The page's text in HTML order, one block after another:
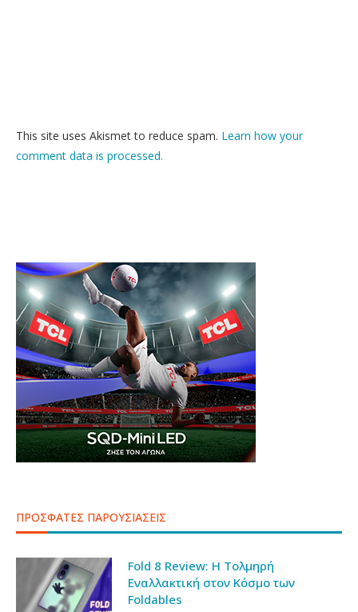
This site uses Akismet to reduce spam. Learn how your
comment data is processed.
ΠΡΟΣΦΑΤΕΣ ΠΑΡΟΥΣΙΑΣΕΙΣ
Fold 8 Review: Η Τολμηρή
Εναλλακτική στον Κόσμο των
Foldables